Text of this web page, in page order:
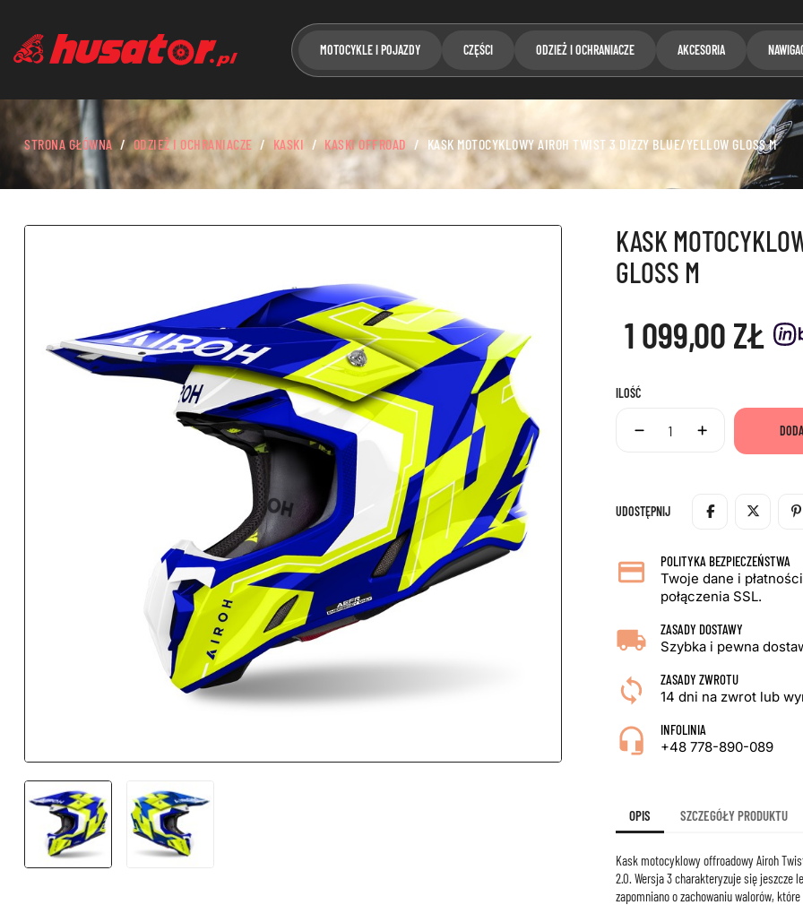
MOTOCYKLE I POJAZDY CZĘŚCI ODZIEŻ I OCHRANIACZE AKCESORIA
STRONA GŁÓWNA ODZIEŻ I OCHRANIACZE KASKI KASKI OFFROAD KASK MOTOCYKLOWY AIROH TWIST 3 DIZZY BLUE/YELLOW GLOSS M
KASK
GLOSS M
1 099,00 ZŁ
ILOŚĆ
UDOSTĘPNIJ
POLITYKA BEZPIECZEŃSTWA
Twoje dane i
połączenia SSL.
ZASADY DOSTAWY
Szybka i pewna
ZASADY ZWROTU
14 dni na zwrot lub
INFOLINIA
+48 778-890-089
OPIS SZCZEGÓŁY PRODUKTU
Kask motocyklowy offroadowy Airoh
2.0. Wersja 3 charakteryzuje się jeszcze
zapomniano o zachowaniu walorów,